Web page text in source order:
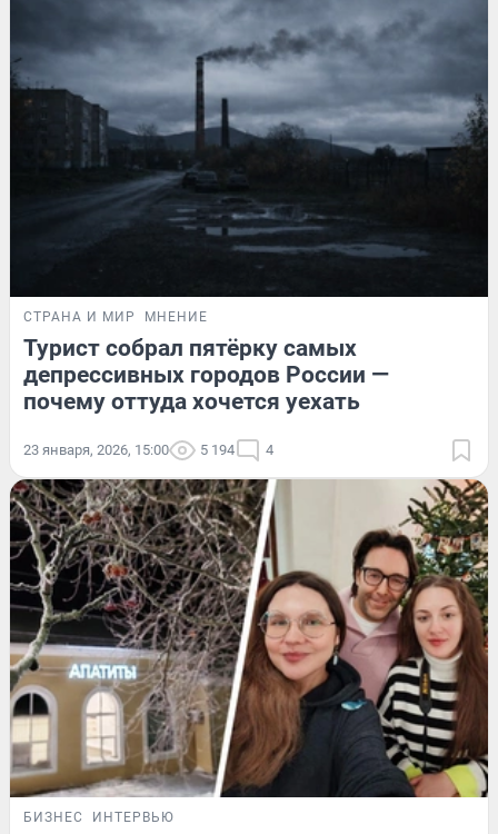
СТРАНА И МИР МНЕНИЕ
Турист собрал пятёрку самых
депрессивных городов России —
почему оттуда хочется уехать
23 января, 2026, 15:00 5 194 4
БИЗНЕС ИНТЕРВЬЮ